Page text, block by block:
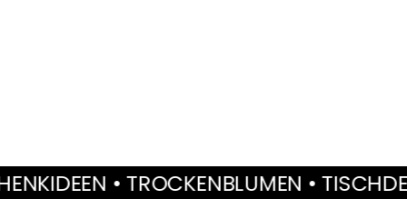
• TROCKENBLUMEN •